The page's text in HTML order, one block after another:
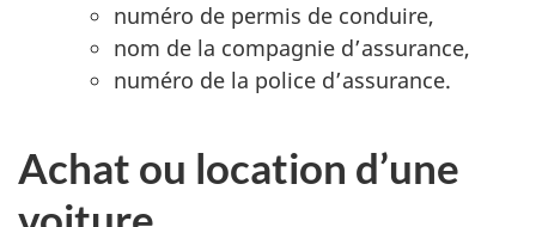
numéro de permis de conduire,
nom de la compagnie d’assurance,
numéro de la police d’assurance.
Achat ou location d’une